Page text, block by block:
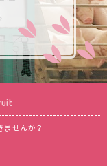
ませんか？